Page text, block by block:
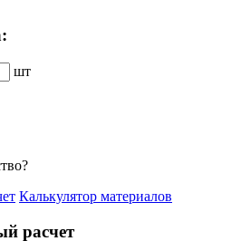
шт
Калькулятор материалов
расчет